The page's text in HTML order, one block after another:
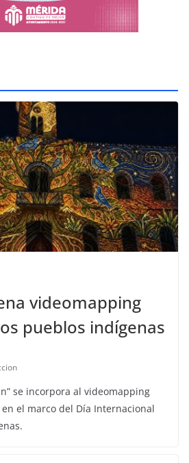
videomapping
pueblos indígenas
se incorpora al videomapping
el marco del Día Internacional